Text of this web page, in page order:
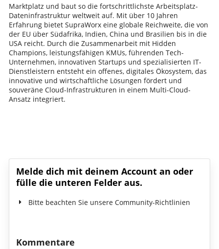
Marktplatz und baut so die fortschrittlichste Arbeitsplatz-
Dateninfrastruktur weltweit auf. Mit über 10 Jahren
Erfahrung bietet SupraWorx eine globale Reichweite, die von
der EU über Südafrika, Indien, China und Brasilien bis in die
USA reicht. Durch die Zusammenarbeit mit Hidden
Champions, leistungsfähigen KMUs, führenden Tech-
Unternehmen, innovativen Startups und spezialisierten IT-
Dienstleistern entsteht ein offenes, digitales Ökosystem, das
innovative und wirtschaftliche Lösungen fördert und
souveräne Cloud-Infrastrukturen in einem Multi-Cloud-
Ansatz integriert.
Melde dich mit deinem Account an oder
fülle die unteren Felder aus.
Bitte beachten Sie unsere Community-Richtlinien
Kommentare